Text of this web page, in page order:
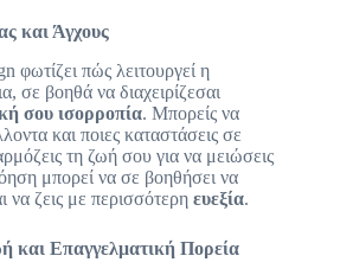
και Άγχους
φωτίζει πώς λειτουργεί η
σε βοηθά να διαχειρίζεσαι
σου ισορροπία. Μπορείς να
και ποιες καταστάσεις σε
τη ζωή σου για να μειώσεις
μπορεί να σε βοηθήσει να
να ζεις με περισσότερη ευεξία.
και Επαγγελματική Πορεία